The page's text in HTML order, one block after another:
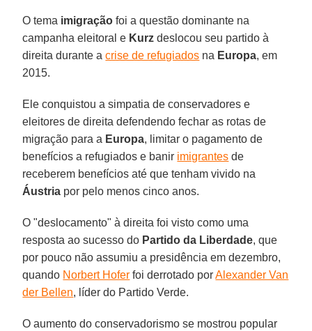
O tema imigração foi a questão dominante na
campanha eleitoral e Kurz deslocou seu partido à
direita durante acrise de refugiados na Europa, em
2015.
Ele conquistou a simpatia de conservadores e
eleitores de direita defendendo fechar as rotas de
migração para a Europa, limitar o pagamento de
benefícios a refugiados e banir imigrantes de
receberem benefícios até que tenham vivido na
Áustria por pelo menos cinco anos.
O "deslocamento" à direita foi visto como uma
resposta ao sucesso do Partido da Liberdade, que
por pouco não assumiu a presidência em dezembro,
quando Norbert Hofer foi derrotado porAlexander Van
der Bellen, líder do Partido Verde.
O aumento do conservadorismo se mostrou popular